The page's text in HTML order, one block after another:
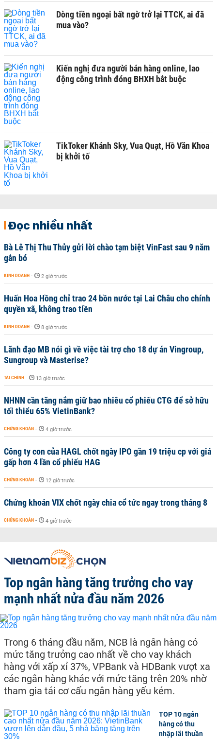
Dòng tiền ngoại bất ngờ trở lại TTCK, ai đã
mua vào?
Kiến nghị đưa người bán hàng online, lao
động công trình đóng BHXH bắt buộc
TikToker Khánh Sky, Vua Quạt, Hồ Văn Khoa
bị khởi tố
Đọc nhiều nhất
Bà Lê Thị Thu Thủy gửi lời chào tạm biệt VinFast sau 9 năm
gắn bó
KINH DOANH - 2 giờ trước
Huấn Hoa Hồng chỉ trao 24 bồn nước tại Lai Châu cho chính
quyền xã, không trao tiền
KINH DOANH - 8 giờ trước
Lãnh đạo MB nói gì về việc tài trợ cho 18 dự án Vingroup,
Sungroup và Masterise?
TÀI CHÍNH - 13 giờ trước
NHNN cần tăng nắm giữ bao nhiêu cổ phiếu CTG để sở hữu
tối thiểu 65% VietinBank?
CHỨNG KHOÁN - 4 giờ trước
Công ty con của HAGL chốt ngày IPO gần 19 triệu cp với giá
gấp hơn 4 lần cổ phiếu HAG
CHỨNG KHOÁN - 12 giờ trước
Chứng khoán VIX chốt ngày chia cổ tức ngay trong tháng 8
CHỨNG KHOÁN - 4 giờ trước
Top ngân hàng tăng trưởng cho vay
mạnh nhất nửa đầu năm 2026
Trong 6 tháng đầu năm, NCB là ngân hàng có
mức tăng trưởng cao nhất về cho vay khách
hàng với xấp xỉ 37%, VPBank và HDBank vượt xa
các ngân hàng khác với mức tăng trên 20% nhờ
tham gia tái cơ cấu ngân hàng yếu kém.
TOP 10 ngân
hàng có thu
nhập lãi thuần